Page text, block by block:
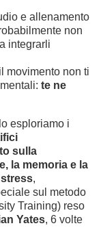
e allenamento
non
integrarli
movimento non ti
te ne
esploriamo i
sulla
la memoria e la
,
sul metodo
Training) reso
Yates, 6 volte